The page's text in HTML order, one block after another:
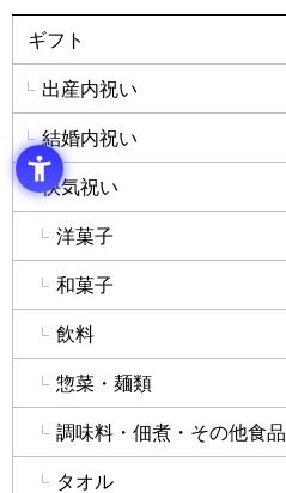
ギフト
出産内祝い
結婚内祝い
快気祝い
洋菓子
和菓子
飲料
惣菜・麺類
調味料・佃煮・その他食品
タオル